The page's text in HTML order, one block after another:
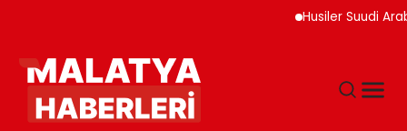
Husiler Suudi Arabistan